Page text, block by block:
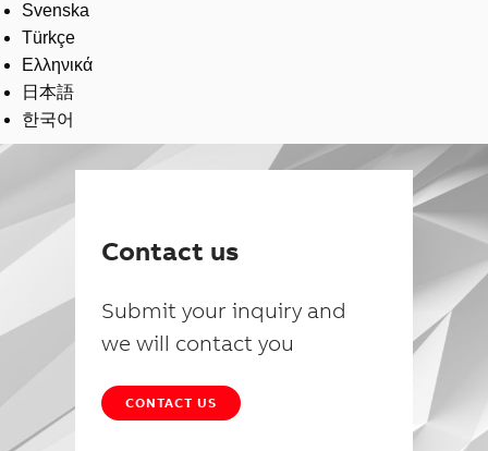
Svenska
Türkçe
Ελληνικά
日本語
한국어
Contact us
Submit your inquiry and
we will contact you
CONTACT US